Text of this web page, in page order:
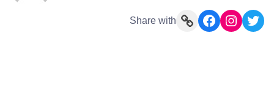
Share with Link Facebook Instagram Twitter